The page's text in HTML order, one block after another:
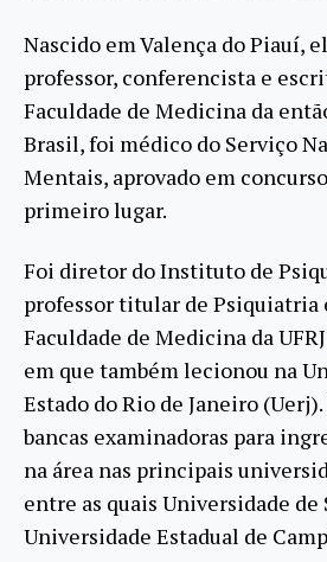
Nascido em Valença do Piauí,
professor, conferencista e
Faculdade de Medicina da
Brasil, foi médico do Serviço
Mentais, aprovado em
primeiro lugar.
Foi diretor do Instituto de
professor titular de Psiquiatria
Faculdade de Medicina da
em que também lecionou na
Estado do Rio de Janeiro
bancas examinadoras para
na área nas principais
entre as quais Universidade de
Universidade Estadual de